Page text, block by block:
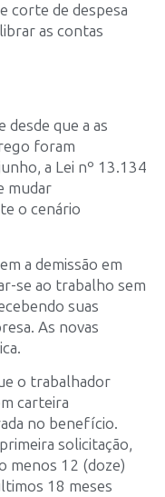
corte de despesa
as contas
desde que a as
foram
a Lei nº 13.134
mudar
o cenário
a demissão em
se ao trabalho sem
suas
As novas
o trabalhador
carteira
no benefício.
solicitação,
menos 12 (doze)
18 meses